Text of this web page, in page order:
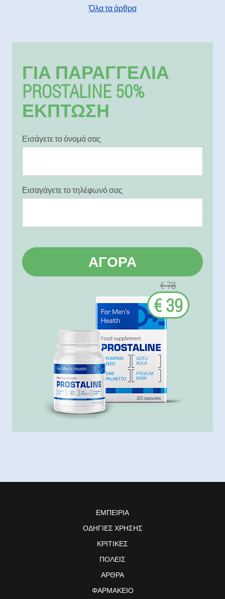
Όλα τα άρθρα
ΓΙΑ ΠΑΡΑΓΓΕΛΊΑ
PROSTALINE 50%
ΕΚΠΤΩΣΗ
Εισάγετε το όνομά σας
Εισαγάγετε το τηλέφωνό σας
ΑΓΟΡΆ
€ 78
€ 39
ΕΜΠΕΙΡΊΑ
ΟΔΗΓΊΕΣ ΧΡΉΣΗΣ
ΚΡΙΤΙΚΈΣ
ΠΌΛΕΙΣ
ΆΡΘΡΑ
ΦΑΡΜΑΚΕΊΟ